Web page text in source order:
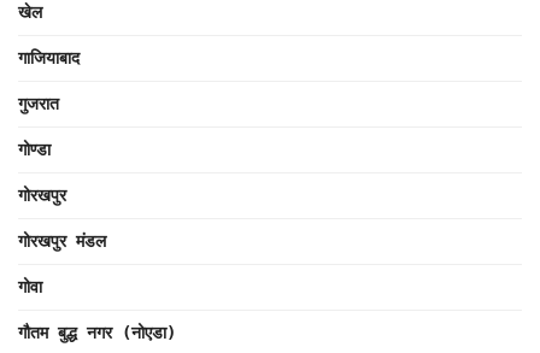
खेल
गाजियाबाद
गुजरात
गोण्डा
गोरखपुर
गोरखपुर मंडल
गोवा
गौतम बुद्ध नगर (नोएडा)